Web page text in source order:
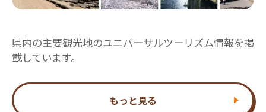
県内の主要観光地のユニバーサルツーリズム情報を掲
載しています。
もっと見る